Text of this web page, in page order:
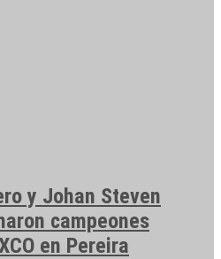
y Johan Steven
campeones
en Pereira